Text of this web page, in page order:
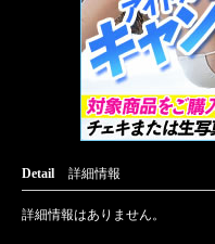
Detail 詳細情報
詳細情報はありません。